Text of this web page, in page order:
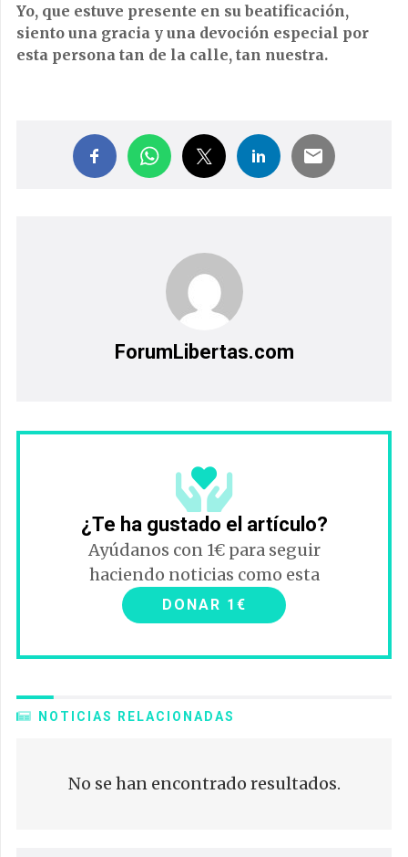
Yo, que estuve presente en su beatificación,
siento una gracia y una devoción especial por
esta persona tan de la calle, tan nuestra.
ForumLibertas.com
¿Te ha gustado el artículo?
Ayúdanos con 1€ para seguir
haciendo noticias como esta
DONAR 1€
NOTICIAS RELACIONADAS
No se han encontrado resultados.